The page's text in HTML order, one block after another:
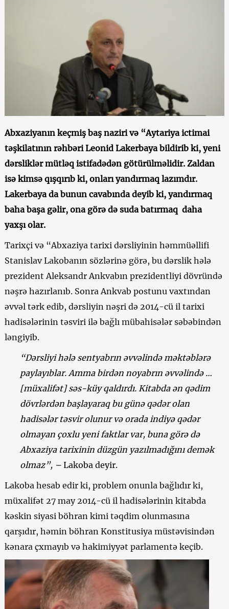
Abxaziyanın keçmiş baş naziri və “Aytariya ictimai
təşkilatının rəhbəri Leonid Lakerbaya bildirib ki, yeni
dərsliklər mütləq istifadədən götürülməlidir. Zaldan
isə kimsə qışqırıb ki, onları yandırmaq lazımdır.
Lakerbaya da bunun cavabında deyib ki, yandırmaq
baha başa gəlir, ona görə də suda batırmaq daha
yaxşı olar.
Tarixçi və “Abxaziya tarixi dərsliyinin həmmüəllifi
Stanislav Lakobanın sözlərinə görə, bu dərslik hələ
prezident Aleksandr Ankvabın prezidentliyi dövründə
nəşrə hazırlanıb. Sonra Ankvab postunu vaxtından
əvvəl tərk edib, dərsliyin nəşri də 2014-cü il tarixi
hadisələrinin təsviri ilə bağlı mübahisələr səbəbindən
ləngiyib.
“Dərsliyi hələ sentyabrın əvvəlində məktəblərə
paylayıblar. Amma birdən noyabrın əvvəlində …
[müxalifət] səs-küy qaldırdı. Kitabda ən qədim
dövrlərdən başlayaraq bu günə qədər olan
hadisələr təsvir olunur və orada indiyə qədər
olmayan çoxlu yeni faktlar var, buna görə də
Abxaziya tarixinin düzgün yazılmadığını demək
olmaz”, – Lakoba deyir.
Lakoba hesab edir ki, problem onunla bağlıdır ki,
müxalifət 27 may 2014-cü il hadisələrinin kitabda
kəskin siyasi böhran kimi təqdim olunmasına
qarşıdır, həmin böhran Konstitusiya müstəvisindən
kənara çxmayıb və hakimiyyət parlamentə keçib.